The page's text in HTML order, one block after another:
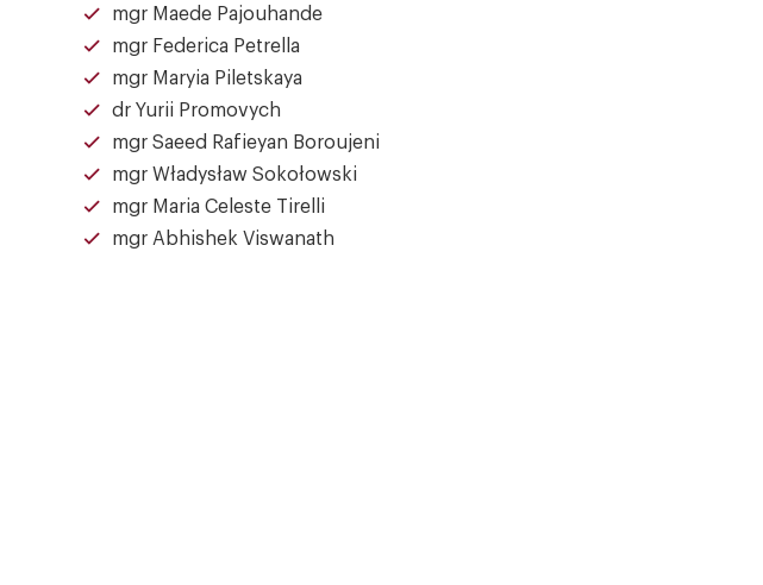
mgr Maede Pajouhande
mgr Federica Petrella
mgr Maryia Piletskaya
dr Yurii Promovych
mgr Saeed Rafieyan Boroujeni
mgr Władysław Sokołowski
mgr Maria Celeste Tirelli
mgr Abhishek Viswanath